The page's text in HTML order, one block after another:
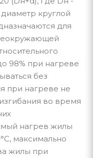
круглой
для
98% при нагреве
без
при нагреве не
во время
нагрев жилы
максимально
жилы при